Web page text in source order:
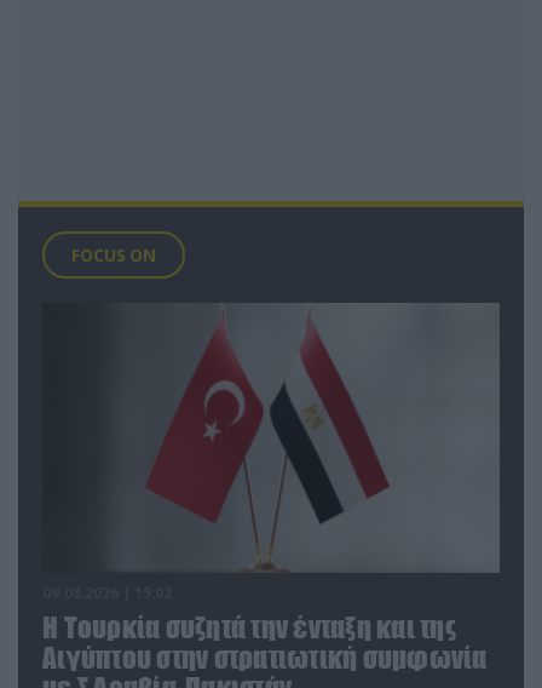
FOCUS ON
Η Τουρκία συζητά την ένταξη και της
Αιγύπτου στην στρατιωτική συμφωνία